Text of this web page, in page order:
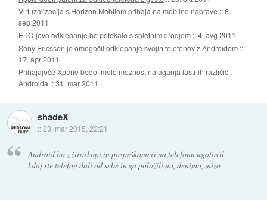
Virtuzalizacija s Horizon Mobilom prihaja na mobilne naprave ::8.
sep 2011
HTC-jevo odklepanje bo potekalo s spletnim orodjem ::4. avg 2011
Sony Ericsson je omogočil odklepanje svojih telefonov z Androidom ::
17. apr 2011
Prihajajoče Xperie bodo imele možnost nalaganja lastnih različic
Androida ::31. mar 2011
shadeX
::23. mar 2015, 22:21
Android bo z žiroskopi in pospeškomeri na telefonu ugotovil,
kdaj ste telefon dali od sebe in ga položili na, denimo, mizo